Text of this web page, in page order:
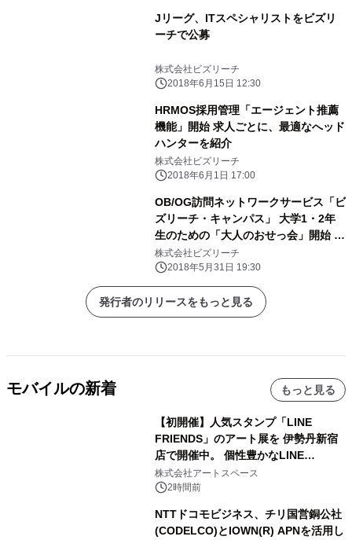
Jリーグ、ITスペシャリストをビズリ
ーチで公募
株式会社ビズリーチ
2018年6月15日 12:30
HRMOS採用管理「エージェント推薦
機能」開始 求人ごとに、最適なへッド
ハンターを紹介
株式会社ビズリーチ
2018年6月1日 17:00
OB/OG訪問ネットワークサービス「ビ
ズリーチ・キャンパス」 大学1・2年
生のための「大人のおせっ会」開始 社
会人と「リアル」な生き方・働き方を
語る場を提供
株式会社ビズリーチ
2018年5月31日 19:30
発行者のリリースをもっと見る
モバイルの新着 もっと見る
【初開催】人気スタンプ「LINE
FRIENDS」のアート展を 伊勢丹新宿
店で開催中。 個性豊かなLINE
FRIENDSの仲間たちが インテリアア
ートとして新たな魅力を発信。
株式会社アートスペース
2時間前
NTTドコモビジネス、チリ国営銅公社
(CODELCO)とIOWN(R) APNを活用し